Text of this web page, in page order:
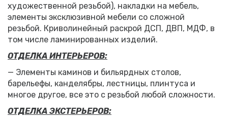
художественной резьбой), накладки на мебель,
элементы эксклюзивной мебели со сложной
резьбой. Криволинейный раскрой ДСП, ДВП, МДФ, в
том числе ламинированных изделий.
ОТДЕЛКА ИНТЕРЬЕРОВ:
— Элементы каминов и бильярдных столов,
барельефы, канделябры, лестницы, плинтуса и
многое другое, все это с резьбой любой сложности.
ОТДЕЛКА ЭКСТЕРЬЕРОВ: